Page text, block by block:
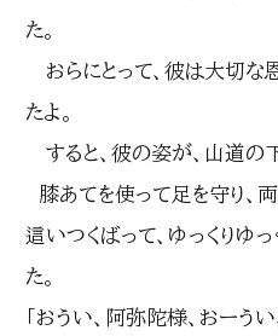
た。
おらにとって、彼は大切な
たよ。
すると、彼の姿が、山道の
膝あてを使って足を守り、
這いつくばって、ゆっくりゆ
た。
「おうい、阿弥陀様、おーう